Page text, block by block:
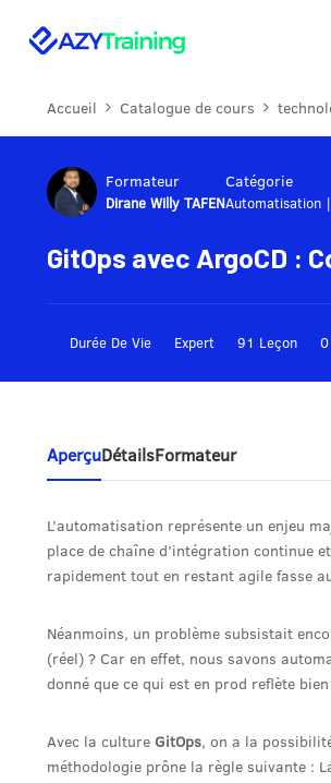
Accueil Catalogue de cours
Formateur
Dirane Willy TAFEN
Catégorie
Automatisation |
GitOps avec ArgoCD :
Durée De Vie Expert 91 Leçon 0
AperçuDétailsFormateur
L’automatisation représente un enjeu
place de chaîne d’intégration continue
rapidement tout en restant agile fasse
Néanmoins, un problème subsistait
(réel) ? Car en effet, nous savons
donné que ce qui est en prod reflète
Avec la culture GitOps, on a la
méthodologie prône la règle suivante :